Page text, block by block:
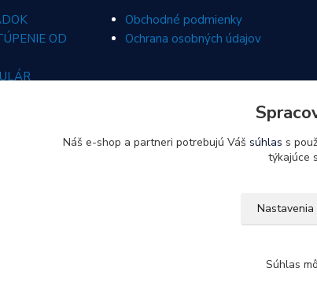
OD
Obchodné podmienky
Ochrana osobných údajov
Náš e-shop a partneri potrebujú Váš súhlas s
týkajúce
Nastavenia
Súhlas